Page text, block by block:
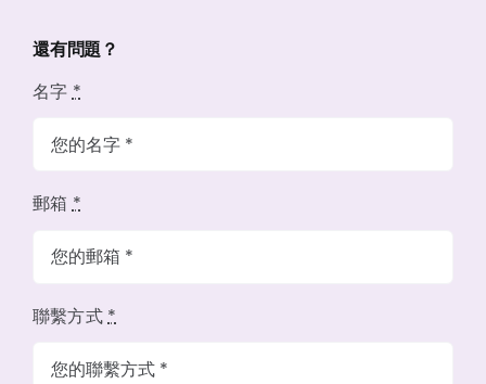
還有問題？
名字*
郵箱*
聯繫方式*